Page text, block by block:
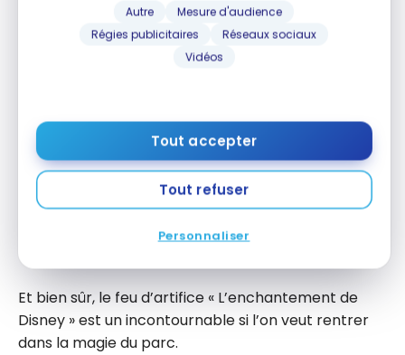
Autre
Mesure d'audience
Régies publicitaires
Réseaux sociaux
Vidéos
Tout accepter
Tout refuser
Personnaliser
Aussi, cette année est unique avec le 50e
Walt Disney World Resort
l’occasion, le château est des plus élégants avec
ses drapements et embellissements ; les
personnages sont sur leur 31 dans des tenues
iridescentes et les décors sont magnifiés par des
touches d’or. La magie est partout.
Et bien sûr, le feu d’artifice « L’enchantement de
Disney » est un incontournable si l’on veut rentrer
dans la magie du parc.